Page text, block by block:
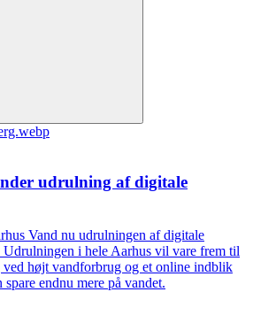
udrulning af digitale
Vand nu udrulningen af digitale
i hele Aarhus vil vare frem til
højt vandforbrug og et online indblik
spare endnu mere på vandet.